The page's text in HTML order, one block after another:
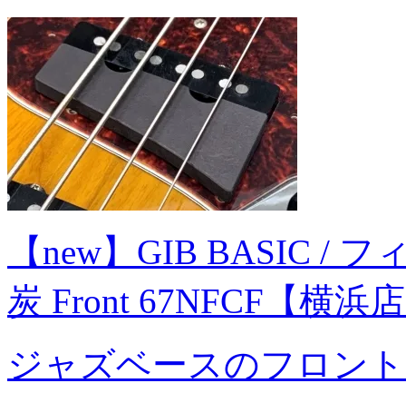
【new】GIB BASIC /
炭 Front 67NFCF【横浜
ジャズベースのフロン